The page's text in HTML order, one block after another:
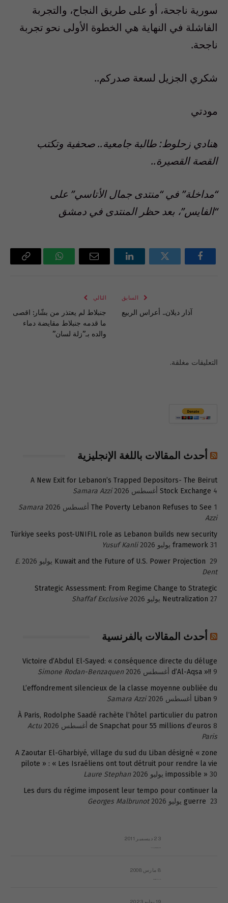
سورية ناجحة، أو على طريق النجاح، والتجربة
الفاشلة في النهاية هي الخطوة الأولى نحو تجربة
ناجحة.
شكري الجزيل لسعة صدركم..
مودتي
هنادي زحلوط: طالبة جامعية.. صحفية وتكتب
القصة القصيرة..
“مداخلة” في “منتدى جمال الأتاسي” على
“الفايس”، بعد حظر المنتدى في دمشق
فيسبوك تويتر لينكدإن
البريد
واتساب Copy
السابق
آذار ديلان.. أعراس الربيع
التالي
جنبلاط لم يعتذر من بشّار: اقصى
ما قدمه جنبلاط مقايضة دماء
والده بـ”زلة لسان”
التعليقات مغلقة.
أحدث المقالات باللغة الإنجليزية
A New Exit for Lebanon’s Trapped Depositors- The Beirut
Stock Exchange 4 أغسطس 2026
Samara Azzi
The Poverty Lebanon Refuses to See 1 أغسطس 2026
Samara
Azzi
Türkiye seeks post-UNIFIL role as Lebanon builds new security
framework 31 يوليو 2026
Yusuf Kanli
Kuwait and the Future of U.S. Power Projection 29 يوليو 2026
E.
Dent
Strategic Assessment: From Regime Change to Strategic
Neutralization 27 يوليو 2026 Shaffaf Exclusive
أحدث المقالات بالفرنسية
Victoire d’Abdul El-Sayed: « conséquence directe du déluge
d’Al-Aqsa »!! 9 أغسطس 2026
Simone Rodan-Benzaquen
L’effondrement silencieux de la classe moyenne oubliée du
Liban 9 أغسطس 2026
Samara Azzi
À Paris, Rodolphe Saadé rachète l’hôtel particulier du patron
de Snapchat pour 55 millions d’euros 8 أغسطس 2026
Actu
Paris
A Zaoutar El-Gharbiyé, village du sud du Liban désigné « zone
pilote » : « Les Israéliens ont tout détruit pour rendre la vie
impossible » 30 يوليو 2026
Laure Stephan
Les durs du régime imposent leur tempo pour continuer la
guerre 23 يوليو 2026 Georges Malbrunot
23 ديسمبر 2011
8 مارس 2008
19 يوليو 2023